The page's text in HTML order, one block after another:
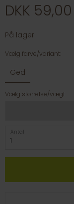
DKK 59,00
På lager
Vælg farve/variant:
Ged
Vælg størrelse/vægt:
Antal